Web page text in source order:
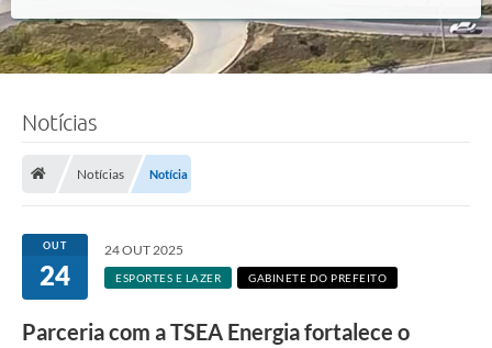
Notícias
Notícias Notícia
OUT
24
24 OUT 2025
ESPORTES E LAZER GABINETE DO PREFEITO
Parceria com a TSEA Energia fortalece o
S
l